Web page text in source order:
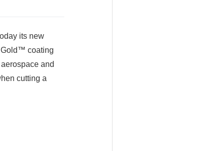
its new
coating
and
cutting a